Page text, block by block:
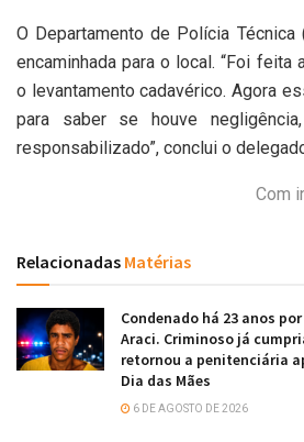
O Departamento de Polícia
encaminhada para o local. “Foi feita
o levantamento cadavérico. Agora
para saber se houve
responsabilizado”, conclui o
Com
Relacionadas Matérias
Condenado há 23 anos
Araci. Criminoso já
retornou a penitenciária
Dia das Mães
6 DE AGOSTO DE 2026